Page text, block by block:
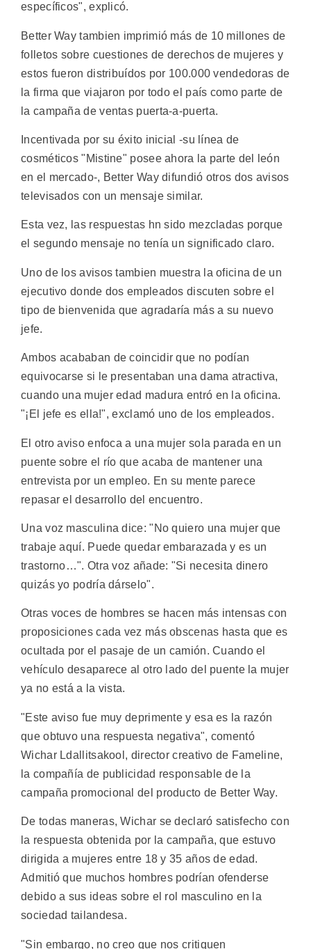
específicos", explicó.
Better Way tambien imprimió más de 10 millones de
folletos sobre cuestiones de derechos de mujeres y
estos fueron distribuídos por 100.000 vendedoras de
la firma que viajaron por todo el país como parte de
la campaña de ventas puerta-a-puerta.
Incentivada por su éxito inicial -su línea de
cosméticos "Mistine" posee ahora la parte del león
en el mercado-, Better Way difundió otros dos avisos
televisados con un mensaje similar.
Esta vez, las respuestas hn sido mezcladas porque
el segundo mensaje no tenía un significado claro.
Uno de los avisos tambien muestra la oficina de un
ejecutivo donde dos empleados discuten sobre el
tipo de bienvenida que agradaría más a su nuevo
jefe.
Ambos acababan de coincidir que no podían
equivocarse si le presentaban una dama atractiva,
cuando una mujer edad madura entró en la oficina.
"¡El jefe es ella!", exclamó uno de los empleados.
El otro aviso enfoca a una mujer sola parada en un
puente sobre el río que acaba de mantener una
entrevista por un empleo. En su mente parece
repasar el desarrollo del encuentro.
Una voz masculina dice: "No quiero una mujer que
trabaje aquí. Puede quedar embarazada y es un
trastorno…". Otra voz añade: "Si necesita dinero
quizás yo podría dárselo".
Otras voces de hombres se hacen más intensas con
proposiciones cada vez más obscenas hasta que es
ocultada por el pasaje de un camión. Cuando el
vehículo desaparece al otro lado del puente la mujer
ya no está a la vista.
"Este aviso fue muy deprimente y esa es la razón
que obtuvo una respuesta negativa", comentó
Wichar Ldallitsakool, director creativo de Fameline,
la compañía de publicidad responsable de la
campaña promocional del producto de Better Way.
De todas maneras, Wichar se declaró satisfecho con
la respuesta obtenida por la campaña, que estuvo
dirigida a mujeres entre 18 y 35 años de edad.
Admitió que muchos hombres podrían ofenderse
debido a sus ideas sobre el rol masculino en la
sociedad tailandesa.
"Sin embargo, no creo que nos critiquen